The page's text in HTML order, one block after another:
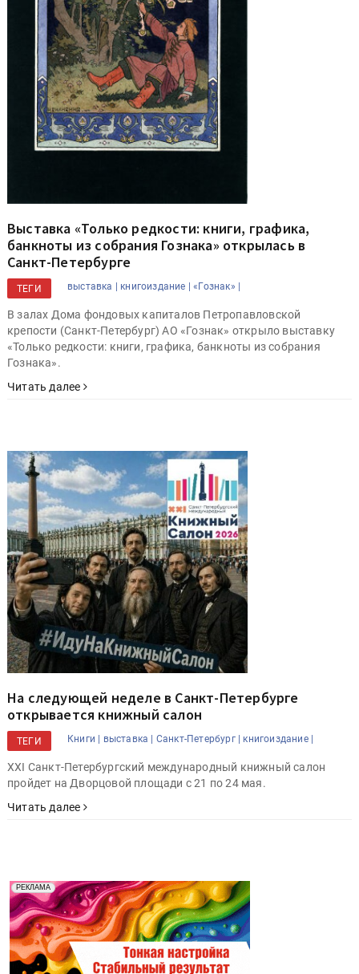
Выставка «Только редкости: книги, графика,
банкноты из собрания Гознака» открылась в
Санкт-Петербурге
ТЕГИ выставка | книгоиздание | «Гознак» |
В залах Дома фондовых капиталов Петропавловской
крепости (Санкт-Петербург) АО «Гознак» открыло выставку
«Только редкости: книги, графика, банкноты из собрания
Гознака».
Читать далее
На следующей неделе в Санкт-Петербурге
открывается книжный салон
ТЕГИ Книги | выставка | Санкт-Петербург | книгоиздание |
XXI Санкт-Петербургский международный книжный салон
пройдет на Дворцовой площади с 21 по 24 мая.
Читать далее
РЕКЛАМА
Реклама. Рекламодатель ООО "Передовые Системы
Печати" erid: 2SDnjd2d4Qz